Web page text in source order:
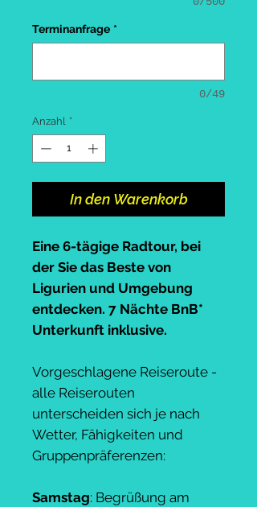
Terminanfrage *
0/49
Anzahl *
In den Warenkorb
Eine 6-tägige Radtour, bei
der Sie das Beste von
Ligurien und Umgebung
entdecken. 7 Nächte BnB*
Unterkunft inklusive.
Vorgeschlagene Reiseroute -
alle Reiserouten
unterscheiden sich je nach
Wetter, Fähigkeiten und
Gruppenpräferenzen:
Samstag: Begrüßung am